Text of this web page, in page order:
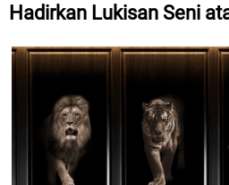
Hadirkan Lukisan Seni